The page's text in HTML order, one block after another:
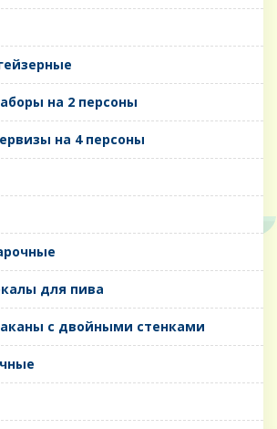
на 2 персоны
на 4 персоны
для пива
с двойными стенками